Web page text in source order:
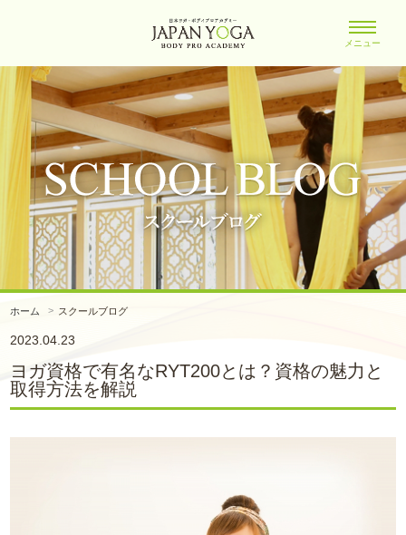
メニュー
ホーム スクールブログ
2023.04.23
ヨガ資格で有名なRYT200とは？資格の魅力と
取得方法を解説